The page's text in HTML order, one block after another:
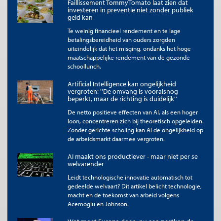
Stichtingen, coöperaties en verenigingen vragen bijvoorbeeld
loyaliteit van hun leden en hebben draagvlak nodig dat verder
gaat dan een inwisselbaar aandeel. Vertrouwen en een
langetermijnperspectief waarin een economische doelstelling
wordt gecombineerd met een maatschappelijke doelstelling
zijn daarbij nodig. Kortom, deze rechtsvormen bieden een
waardevol perspectief voor de economische en
Aandacht nodig voor vijf duurzame rechtsvormen
verenigingen in het economische verkeer. Met name de laatste
drie bieden kansen voor nieuw economisch elan. Ze worden nu
vaak over het hoofd gezien. Aandacht voor de diversiteit aan
ondernemingsvormen is nodig om economische vraagstukken
op te lossen. Maatschappelijke doelstellingen vragen
combinaties van nv’s met stichtingen, of coöperaties met nv’s,
of nv’s die nauw met elkaar zijn verbonden en allemaal andere
doelstellingen kennen. Ook verenigingen kunnen het verschil
Met name coöperaties en stichtingen hebben traditioneel een
grote rol in de economie gehad. Coöperaties bepalen sectoren
Faillissement TommyTomato laat zien dat
investeren in preventie niet zonder publiek
geld kan
Te weinig financieel rendement en te lage
betalingsbereidheid van ouders zorgden
uiteindelijk dat het misging, ondanks het hoge
maatschappelijke rendement van de gezonde
schoollunch.
Artificial Intelligence kan ongelijkheid
vergroten: ''De omvang is vooralsnog
beperkt, maar de richting is duidelijk''
De netto positieve effecten van AI, als een hoger
loon, concentreren zich bij theoretisch opgeleiden.
Zonder gerichte scholing kan AI de ongelijkheid op
de arbeidsmarkt daarmee vergroten.
AI maakt ons productiever - maar niet per se
welvarender
Leidt technologische innovatie automatisch tot
gedeelde welvaart? Dit artikel belicht technologie,
macht en de toekomst van arbeid volgens
Acemoglu en Johnson.